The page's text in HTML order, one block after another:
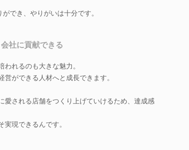
でき、やりがいは十分です。
社に貢献できる
れるのも大きな魅力。
ができる人材へと成長できます。
愛される店舗をつくり上げていけるため、達成感
実現できるんです。